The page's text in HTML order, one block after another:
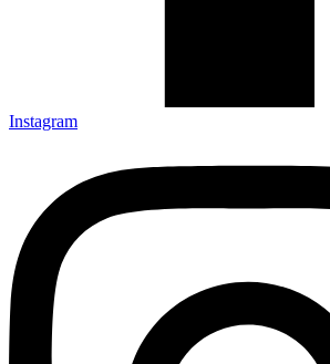
Instagram